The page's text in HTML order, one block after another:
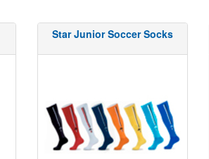
Star Junior Soccer Socks